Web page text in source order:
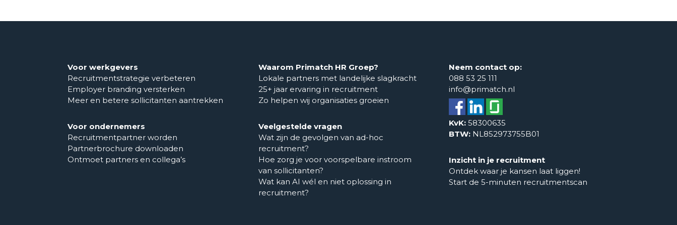
Voor werkgevers
Recruitmentstrategie verbeteren
Employer branding versterken
Meer en betere sollicitanten aantrekken
Voor ondernemers
Recruitmentpartner worden
Partnerbrochure downloaden
Ontmoet partners en collega’s
Waarom Primatch HR Groep?
Lokale partners met landelijke slagkracht
25+ jaar ervaring in recruitment
Zo helpen wij organisaties groeien
Veelgestelde vragen
Wat zijn de gevolgen van ad-hoc
recruitment?
Hoe zorg je voor voorspelbare instroom
van sollicitanten?
Wat kan AI wél en niet oplossing in
recruitment?
Neem contact op:
088 53 25 111
info@primatch.nl
KvK:58300635
BTW:NL852973755B01
Inzicht in je recruitment
Ontdek waar je kansen laat liggen!
Start de 5-minuten recruitmentscan